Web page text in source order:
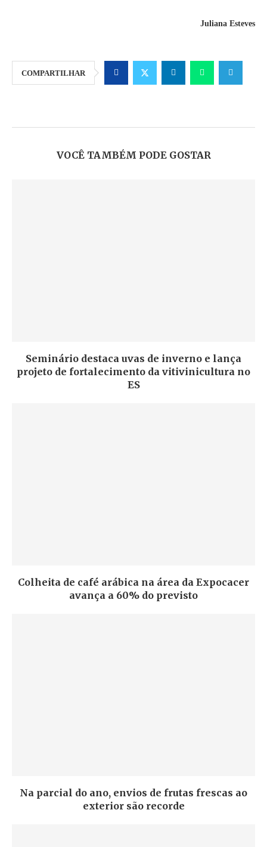
Juliana Esteves
COMPARTILHAR
VOCÊ TAMBÉM PODE GOSTAR
Seminário destaca uvas de inverno e lança
projeto de fortalecimento da vitivinicultura no
ES
Colheita de café arábica na área da Expocacer
avança a 60% do previsto
Na parcial do ano, envios de frutas frescas ao
exterior são recorde